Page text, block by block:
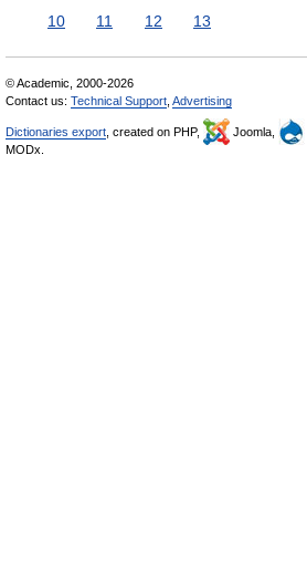
10
11 12 13
© Academic, 2000-2026
Contact us: Technical Support Advertising
Dictionaries export , created on PHP, Joomla,
MODx.